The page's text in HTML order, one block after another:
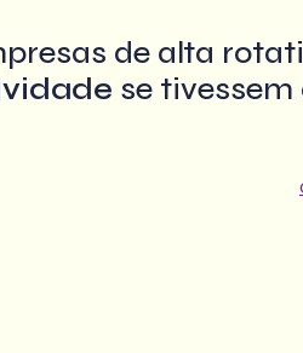
de alta
se tivessem